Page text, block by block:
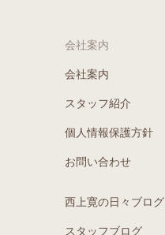
会社案内
会社案内
スタッフ紹介
個人情報保護方針
お問い合わせ
西上寛の日々ブログ
スタッフブログ